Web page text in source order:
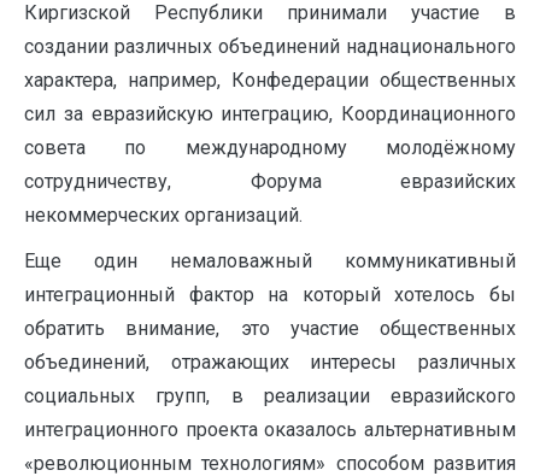
Киргизской Республики принимали участие в
создании различных объединений наднационального
характера, например, Конфедерации общественных
сил за евразийскую интеграцию, Координационного
совета по международному молодёжному
сотрудничеству, Форума евразийских
некоммерческих организаций.
Еще один немаловажный коммуникативный
интеграционный фактор на который хотелось бы
обратить внимание, это участие общественных
объединений, отражающих интересы различных
социальных групп, в реализации евразийского
интеграционного проекта оказалось альтернативным
«революционным технологиям» способом развития